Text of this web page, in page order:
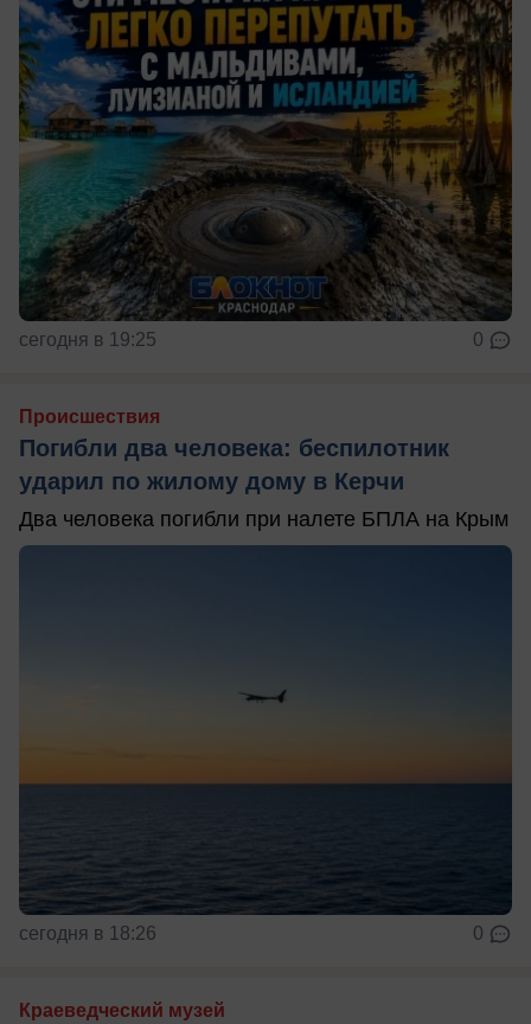
сегодня в 19:25 0
Происшествия
Погибли два человека: беспилотник
ударил по жилому дому в Керчи
Два человека погибли при налете БПЛА на Крым
сегодня в 18:26 0
Краеведческий музей